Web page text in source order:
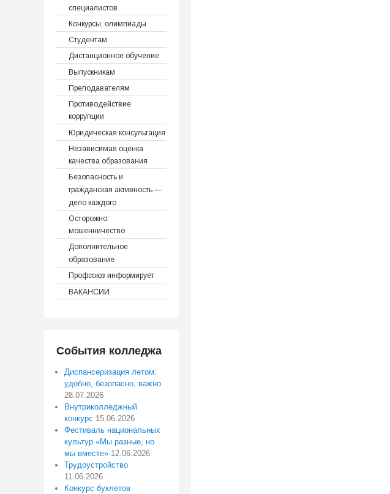
специалистов
Конкурсы, олимпиады
Студентам
Дистанционное обучение
Выпускникам
Преподавателям
Противодействие
коррупции
Юридическая консультация
Независимая оценка
качества образования
Безопасность и
гражданская активность —
дело каждого
Осторожно:
мошенничество
Дополнительное
образование
Профсоюз информирует
ВАКАНСИИ
События колледжа
Диспансеризация летом:
удобно, безопасно, важно
28.07.2026
Внутриколледжный
конкурс 15.06.2026
Фестиваль национальных
культур «Мы разные, но
мы вместе» 12.06.2026
Трудоустройство
11.06.2026
Конкурс буклетов